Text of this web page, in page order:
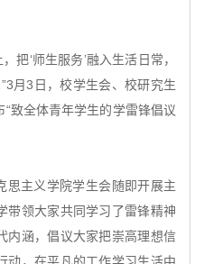
把‘师生服务’融入生活日常，
月3日，校学生会、校研究生
致全体青年学生的学雷锋倡议
思主义学院学生会随即开展主
带领大家共同学习了雷锋精神
内涵，倡议大家把崇高理想信